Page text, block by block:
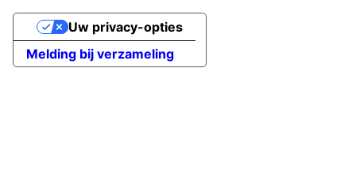
Melding bij verzameling
Uw privacy-opties